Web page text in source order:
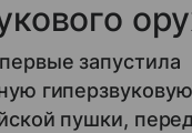
запустила
пушки,